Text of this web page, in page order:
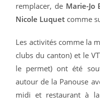
remplacer, de Marie-Jo
Nicole Luquet comme
Les activités comme la
clubs du canton) et le
le permet) ont été
autour de la Panouse
midi et restaurant à la